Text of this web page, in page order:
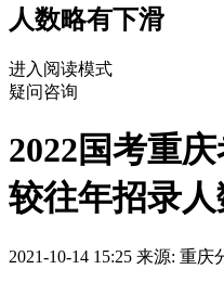
人数略有下滑
进入阅读模式
疑问咨询
2022国考重
较往年招录
2021-10-14 15:25 来源: 重庆